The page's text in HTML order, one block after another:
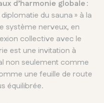
d’harmonie globale:
du sauna » à la
système nerveux, en
collective avec le
est une invitation à
non seulement comme
une feuille de route
équilibrée.